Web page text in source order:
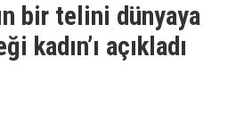
bir telini dünyaya
kadın’ı açıkladı